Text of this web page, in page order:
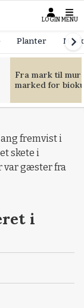
LOGIN MENU
Planter
Fra mark til
marked for
i
fremvist i
skete i
var gæster fra